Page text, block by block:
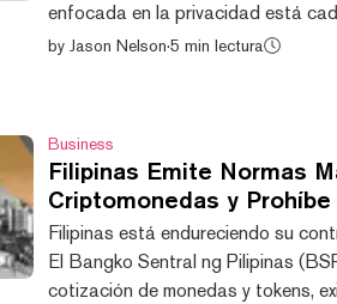
enfocada en la privacidad está
en una red de pruebas (testnet),
by Jason Nelson·5 min lectura
Business
Filipinas Emite Normas
Criptomonedas y
Filipinas está endureciendo su
El Bangko Sentral ng Pilipinas
cotización de monedas y tokens,